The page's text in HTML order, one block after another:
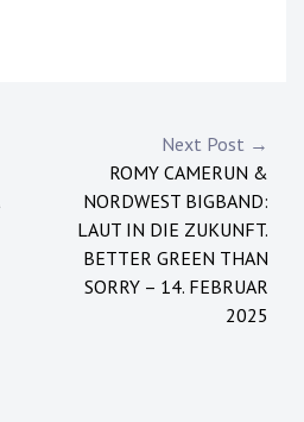
Next Post →
ROMY CAMERUN &
NORDWEST BIGBAND:
LAUT IN DIE ZUKUNFT.
BETTER GREEN THAN
SORRY – 14. FEBRUAR
2025